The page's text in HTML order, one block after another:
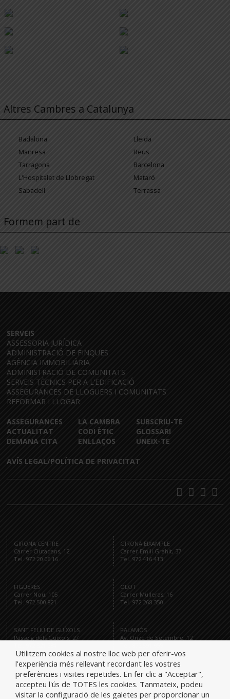
Altres Cambres a Catalunya
Badalona
Lleida
Manresa
Reus
Tarragona
Barcelona
L'Hospitalet de Llobregat
Mataró
Sabadell
Terrassa
Formem part de
SERVEIS
ASSESSORIA JURÍDICA
ADMINISTRACIÓ DE FINQUES
AGÈNCIA IMMOBILIÀRIA
ADMINISTRACIÓ DE COMUNITATS
SERVEIS TÈCNICS PER A L’EDIFICACIÓ
ASSEGURANCES DE LLOGUERS I COMUNITATS
REFORMAR I LLOGAR
ASSEGURANCES
ACTUALITAT
DEMANA CITA
LA CAMBRA
CODI ÈTIC
ENLLAÇOS
SUBSCRIU-TE
GLOSSARI
UNEIX-TE
AVÍS LEGAL/POLÍTICA DE PRIVACITAT
GIRONA CENTRE
Carrer Ciutadans, 12
Tel. 972 20 06 16
GIRONA EIXAMPLE
Carrer Emili Grahit, 37
Tel. 972 416 413
FIGUERES
Carrer Nou, 105
Tel. 972 500 821
OLOT
Carrer Mulleras, 16
Tel. 972 268 350
SANT FELIU DE GUÍXOLS
Passeig dels Guíxols, 27
PALAMÓS
Av. Onze de Setembre, 12
Tel.
Utilitzem cookies al nostre lloc web per oferir-vos
l'experiència més rellevant recordant les vostres
preferències i visites repetides. En fer clic a "Acceptar",
accepteu l'ús de TOTES les cookies. Tanmateix, podeu
visitar la configuració de les galetes per proporcionar un